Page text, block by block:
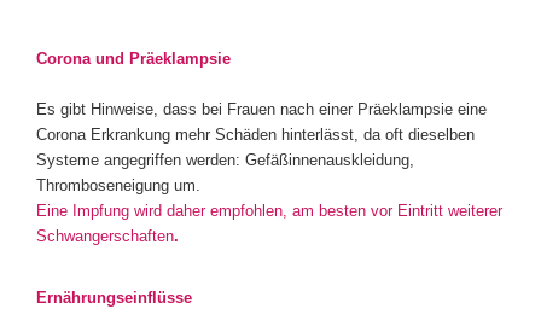
Corona und Präeklampsie
Es gibt Hinweise, dass bei Frauen nach einer Präeklampsie eine
Corona Erkrankung mehr Schäden hinterlässt, da oft dieselben
Systeme angegriffen werden: Gefäßinnenauskleidung,
Thromboseneigung um.
Eine Impfung wird daher empfohlen, am besten vor Eintritt weiterer
Schwangerschaften.
Ernährungseinflüsse